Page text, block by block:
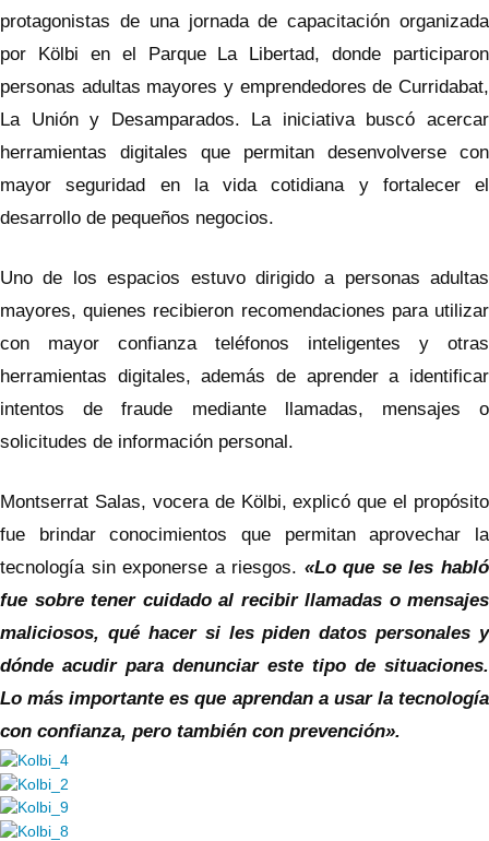
protagonistas de una jornada de capacitación organizada
por Kölbi en el Parque La Libertad, donde participaron
personas adultas mayores y emprendedores de Curridabat,
La Unión y Desamparados. La iniciativa buscó acercar
herramientas digitales que permitan desenvolverse con
mayor seguridad en la vida cotidiana y fortalecer el
desarrollo de pequeños negocios.
Uno de los espacios estuvo dirigido a personas adultas
mayores, quienes recibieron recomendaciones para utilizar
con mayor confianza teléfonos inteligentes y otras
herramientas digitales, además de aprender a identificar
intentos de fraude mediante llamadas, mensajes o
solicitudes de información personal.
Montserrat Salas, vocera de Kölbi, explicó que el propósito
fue brindar conocimientos que permitan aprovechar la
tecnología sin exponerse a riesgos. «Lo que se les habló
fue sobre tener cuidado al recibir llamadas o mensajes
maliciosos, qué hacer si les piden datos personales y
dónde acudir para denunciar este tipo de situaciones.
Lo más importante es que aprendan a usar la tecnología
con confianza, pero también con prevención».